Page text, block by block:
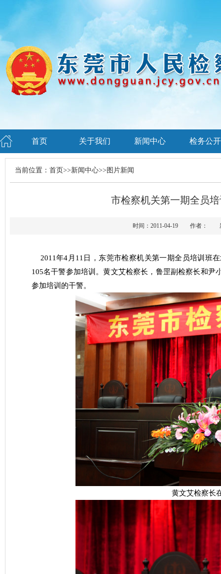
首页 关于我们 新闻中心 检务公开
当前位置： 首页>>新闻中心>> 图片新闻
市检察机关第一期全员
时间：2011-04-19 作者：
2011年4月 11 日
，东莞市检察机关第一期全员培训班
105名干警参加培训。黄文艾检察长，鲁罡副检察长和
参加培训的干警。
黄文艾检察长